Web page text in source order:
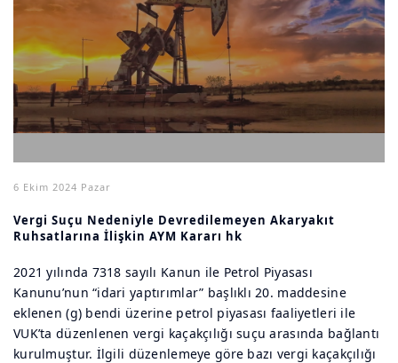
6 Ekim 2024 Pazar
Vergi Suçu Nedeniyle Devredilemeyen Akaryakıt
Ruhsatlarına İlişkin AYM Kararı hk
2021 yılında 7318 sayılı Kanun ile Petrol Piyasası
Kanunu’nun “idari yaptırımlar” başlıklı 20. maddesine
eklenen (g) bendi üzerine petrol piyasası faaliyetleri ile
VUK’ta düzenlenen vergi kaçakçılığı suçu arasında bağlantı
kurulmuştur. İlgili düzenlemeye göre bazı vergi kaçakçılığı